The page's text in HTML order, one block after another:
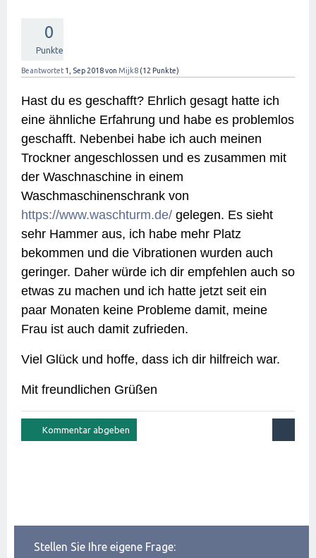
0
Punkte
Beantwortet 1, Sep 2018von Mijk8 (12 Punkte)
Hast du es geschafft? Ehrlich gesagt hatte ich
eine ähnliche Erfahrung und habe es problemlos
geschafft. Nebenbei habe ich auch meinen
Trockner angeschlossen und es zusammen mit
der Waschnaschine in einem
Waschmaschinenschrank von
https://www.waschturm.de/ gelegen. Es sieht
sehr Hammer aus, ich habe mehr Platz
bekommen und die Vibrationen wurden auch
geringer. Daher würde ich dir empfehlen auch so
etwas zu machen und ich hatte jetzt seit ein
paar Monaten keine Probleme damit, meine
Frau ist auch damit zufrieden.
Viel Glück und hoffe, dass ich dir hilfreich war.
Mit freundlichen Grüßen
Stellen Sie Ihre eigene Frage: